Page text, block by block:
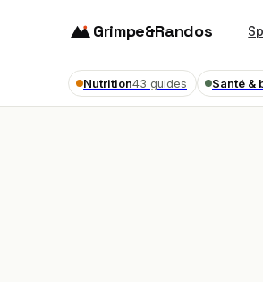
Grimpe&Randos
Nutrition43 guides Santé &